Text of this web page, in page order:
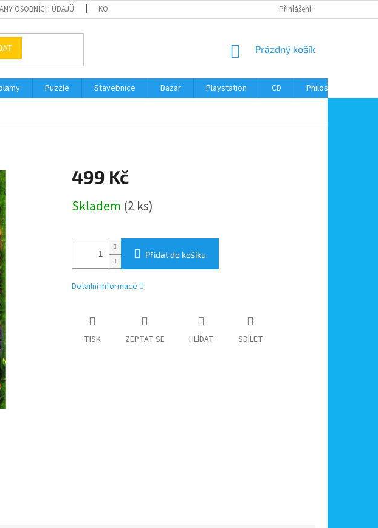
OSOBNÍCH ÚDAJŮ KONTAKTY Přihlášení
NÁKUPNÍ
Prázdný košík
Puzzle Stavebnice Bazar Playstation CD Philos
499 Kč
cena:
Skladem (2 ks)
Přidat do košíku
Detailní informace
TISK ZEPTAT SE HLÍDAT SDÍLET